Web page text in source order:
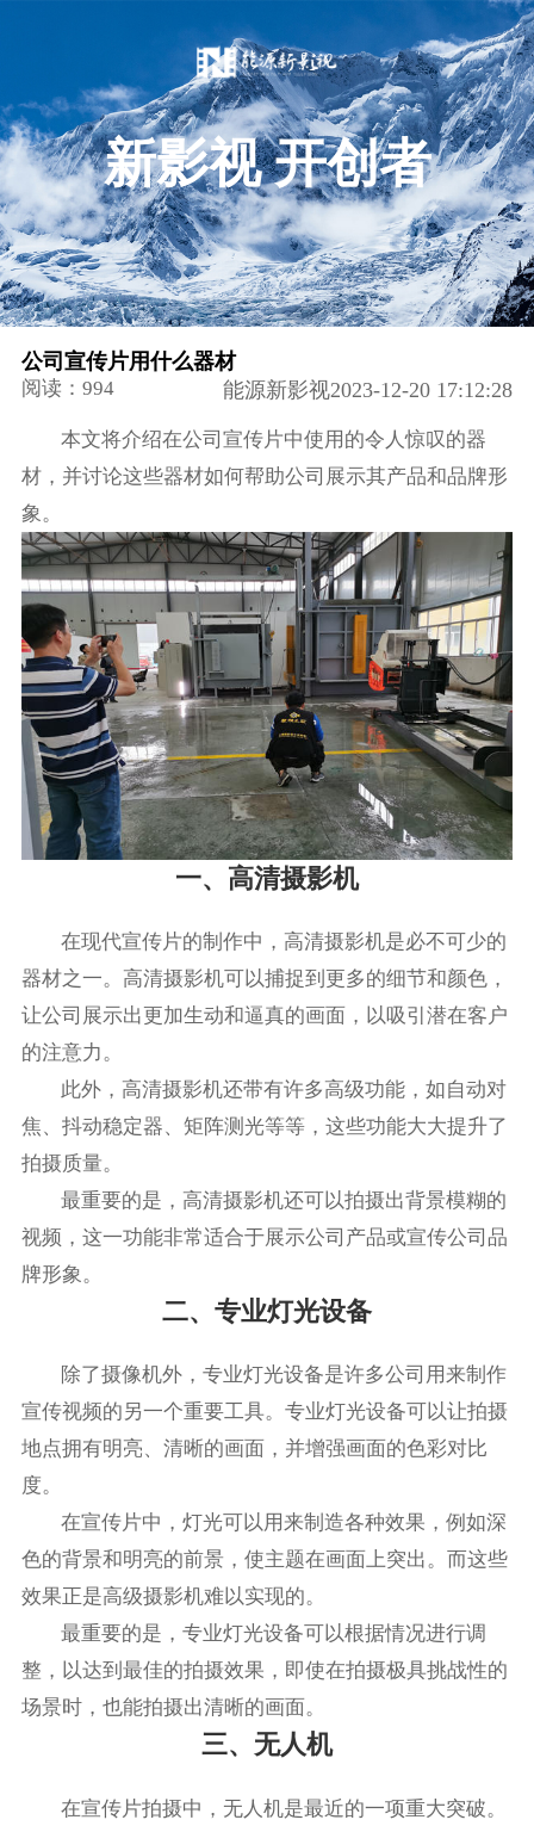
新影视 开创者
公司宣传片用什么器材
阅读：994 能源新影视2023-12-20 17:12:28
本文将介绍在公司宣传片中使用的令人惊叹的器
材，并讨论这些器材如何帮助公司展示其产品和品牌形
象。
一、高清摄影机
在现代宣传片的制作中，高清摄影机是必不可少的
器材之一。高清摄影机可以捕捉到更多的细节和颜色，
让公司展示出更加生动和逼真的画面，以吸引潜在客户
的注意力。
此外，高清摄影机还带有许多高级功能，如自动对
焦、抖动稳定器、矩阵测光等等，这些功能大大提升了
拍摄质量。
最重要的是，高清摄影机还可以拍摄出背景模糊的
视频，这一功能非常适合于展示公司产品或宣传公司品
牌形象。
二、专业灯光设备
除了摄像机外，专业灯光设备是许多公司用来制作
宣传视频的另一个重要工具。专业灯光设备可以让拍摄
地点拥有明亮、清晰的画面，并增强画面的色彩对比
度。
在宣传片中，灯光可以用来制造各种效果，例如深
色的背景和明亮的前景，使主题在画面上突出。而这些
效果正是高级摄影机难以实现的。
最重要的是，专业灯光设备可以根据情况进行调
整，以达到最佳的拍摄效果，即使在拍摄极具挑战性的
场景时，也能拍摄出清晰的画面。
三、无人机
在宣传片拍摄中，无人机是最近的一项重大突破。